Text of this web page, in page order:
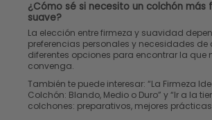
¿Cómo sé si necesito un colchón más
suave?
La elección entre firmeza y suavidad
preferencias personales y necesidades de
diferentes opciones para encontrar la que
convenga.
También te puede interesar: “La Firmeza
Colchón: Blando, Medio o Duro” y “Ir a la
colchones: preparativos, mejores